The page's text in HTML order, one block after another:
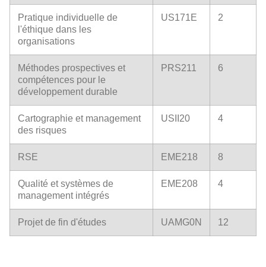
Pratique individuelle de
l'éthique dans les
organisations
US171E 2
Méthodes prospectives et
compétences pour le
développement durable
PRS211 6
Cartographie et management
des risques
USII20 4
RSE EME218 8
Qualité et systèmes de
management intégrés
EME208 4
Projet de fin d'études UAMG0N 12